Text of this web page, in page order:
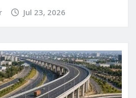
Jul 23, 2026